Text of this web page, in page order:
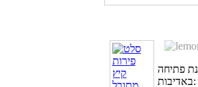
באדיבות: